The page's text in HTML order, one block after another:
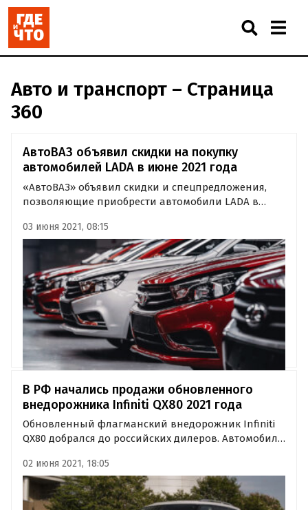
Авто и транспорт – Страница
360
АвтоВАЗ объявил скидки на покупку
автомобилей LADA в июне 2021 года
«АвтоВАЗ» объявил скидки и спецпредложения,
позволяющие приобрести автомобили LADA в
«Автоновости дня» со ссылкой на «Лада.Онлайн»,
минимальная скидка на новую LADA сейчас
составляет 10 тыс. рублей.
03 июня 2021, 08:15
В РФ начались продажи обновленного
внедорожника Infiniti QX80 2021 года
Обновленный флагманский внедорожник Infiniti
QX80 добрался до российских дилеров. Автомобиль
двух комплектациях (обе могут быть как с
семиместным, так и с восьмиместным салоном) по
цене от 6 495 000 до 6…
02 июня 2021, 18:05